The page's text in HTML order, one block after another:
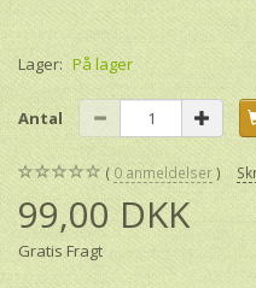
Lager: På lager
Antal
0 anmeldelser
99,00 DKK
Gratis Fragt